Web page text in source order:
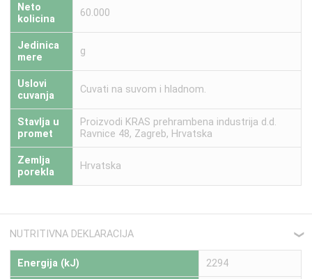
Neto
kolicina
60.000
Jedinica
mere
g
Uslovi
cuvanja
Cuvati na suvom i hladnom.
Stavlja u
promet
Proizvodi KRAS prehrambena industrija d.d.
Ravnice 48, Zagreb, Hrvatska
Zemlja
porekla
Hrvatska
NUTRITIVNA DEKLARACIJA ❮
Energija (kJ) 2294